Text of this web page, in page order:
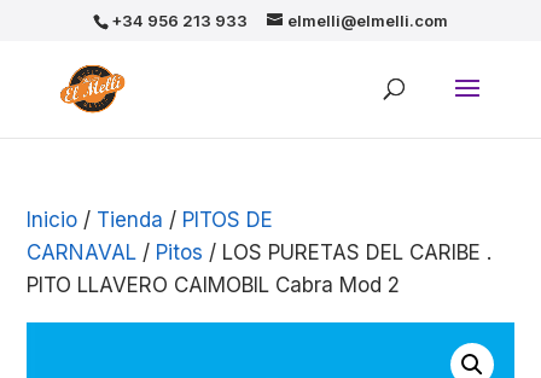
+34 956 213 933 elmelli@elmelli.com
Inicio / Tienda / PITOS DE
CARNAVAL / Pitos / LOS PURETAS DEL CARIBE .
PITO LLAVERO CAIMOBIL Cabra Mod 2